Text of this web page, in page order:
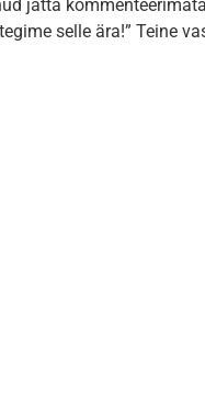
jätta
selle ära!” Teine